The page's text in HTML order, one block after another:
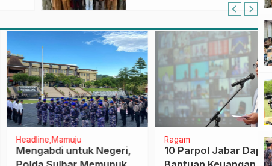
Pekebun di
Pasangkayu
Mamuju
untuk Negeri,
10 Parpol Jabar Dapat